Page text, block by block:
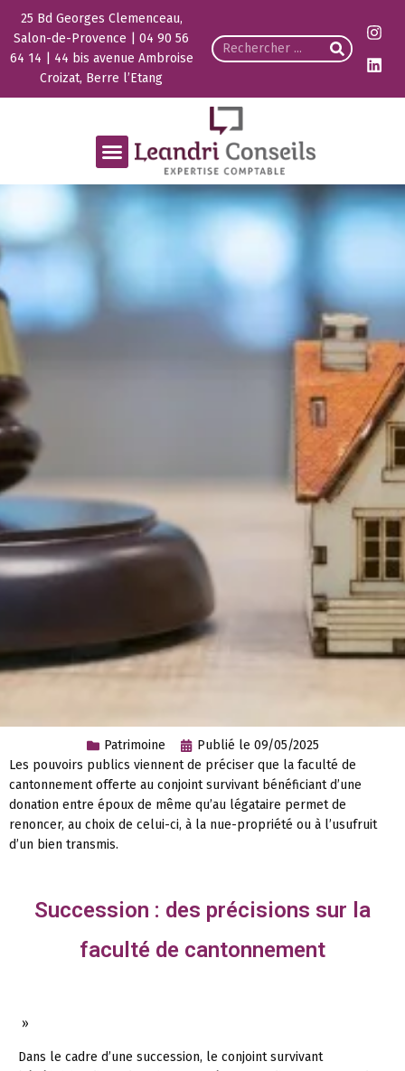
25 Bd Georges Clemenceau,
Salon-de-Provence | 04 90 56
64 14 | 44 bis avenue Ambroise
Croizat, Berre l’Etang
Patrimoine Publié le 09/05/2025
Les pouvoirs publics viennent de préciser que la faculté de
cantonnement offerte au conjoint survivant bénéficiant d’une
donation entre époux de même qu’au légataire permet de
renoncer, au choix de celui-ci, à la nue-propriété ou à l’usufruit
d’un bien transmis.
Succession : des précisions sur la
faculté de cantonnement
»
Dans le cadre d’une succession, le conjoint survivant